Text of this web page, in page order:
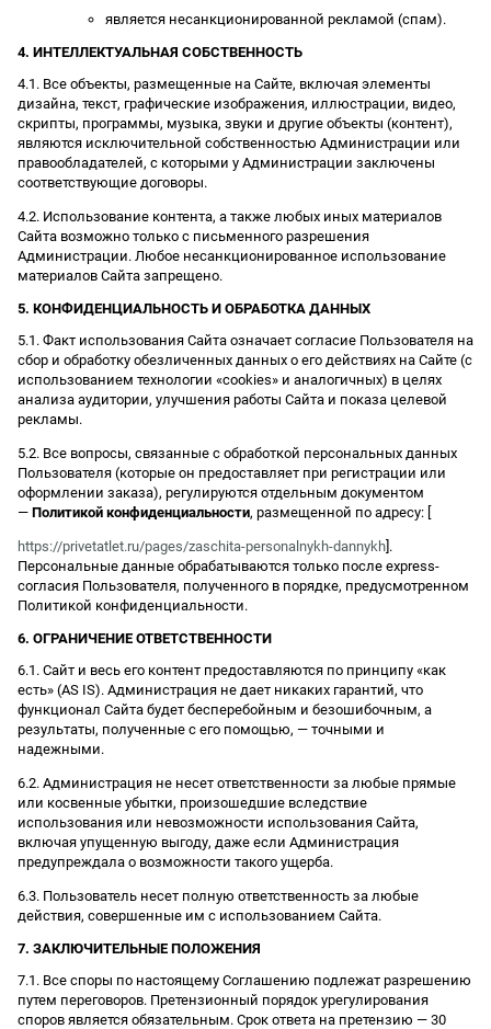
является несанкционированной рекламой (спам).
4. ИНТЕЛЛЕКТУАЛЬНАЯ СОБСТВЕННОСТЬ
4.1. Все объекты, размещенные на Сайте, включая элементы
дизайна, текст, графические изображения, иллюстрации, видео,
скрипты, программы, музыка, звуки и другие объекты (контент),
являются исключительной собственностью Администрации или
правообладателей, с которыми у Администрации заключены
соответствующие договоры.
4.2. Использование контента, а также любых иных материалов
Сайта возможно только с письменного разрешения
Администрации. Любое несанкционированное использование
материалов Сайта запрещено.
5. КОНФИДЕНЦИАЛЬНОСТЬ И ОБРАБОТКА ДАННЫХ
5.1. Факт использования Сайта означает согласие Пользователя на
сбор и обработку обезличенных данных о его действиях на Сайте (с
использованием технологии «cookies» и аналогичных) в целях
анализа аудитории, улучшения работы Сайта и показа целевой
рекламы.
5.2. Все вопросы, связанные с обработкой персональных данных
Пользователя (которые он предоставляет при регистрации или
оформлении заказа), регулируются отдельным документом
— Политикой конфиденциальности, размещенной по адресу: [
https://privetatlet.ru/pages/zaschita-personalnykh-dannykh ].
Персональные данные обрабатываются только после express-
согласия Пользователя, полученного в порядке, предусмотренном
Политикой конфиденциальности.
6. ОГРАНИЧЕНИЕ ОТВЕТСТВЕННОСТИ
6.1. Сайт и весь его контент предоставляются по принципу «как
есть» (AS IS). Администрация не дает никаких гарантий, что
функционал Сайта будет бесперебойным и безошибочным, а
результаты, полученные с его помощью, — точными и
надежными.
6.2. Администрация не несет ответственности за любые прямые
или косвенные убытки, произошедшие вследствие
использования или невозможности использования Сайта,
включая упущенную выгоду, даже если Администрация
предупреждала о возможности такого ущерба.
6.3. Пользователь несет полную ответственность за любые
действия, совершенные им с использованием Сайта.
7. ЗАКЛЮЧИТЕЛЬНЫЕ ПОЛОЖЕНИЯ
7.1. Все споры по настоящему Соглашению подлежат разрешению
путем переговоров. Претензионный порядок урегулирования
споров является обязательным. Срок ответа на претензию — 30